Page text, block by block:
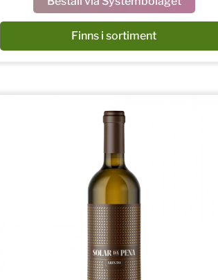
Finns i sortiment